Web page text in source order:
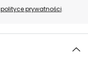
polityce prywatności.